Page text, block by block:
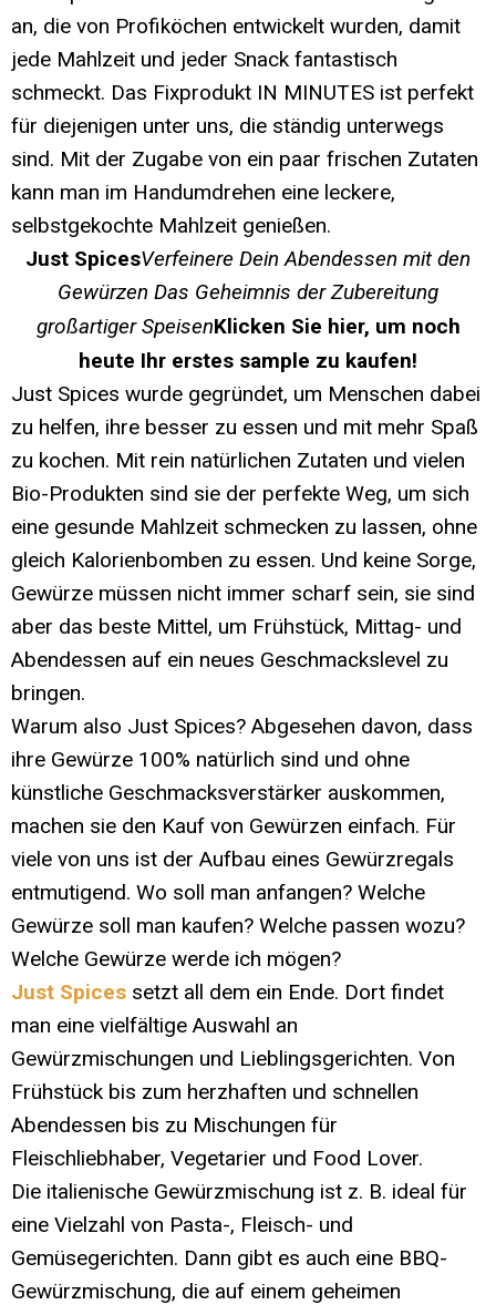
an, die von Profiköchen entwickelt wurden, damit
jede Mahlzeit und jeder Snack fantastisch
schmeckt. Das Fixprodukt IN MINUTES ist perfekt
für diejenigen unter uns, die ständig unterwegs
sind. Mit der Zugabe von ein paar frischen Zutaten
kann man im Handumdrehen eine leckere,
selbstgekochte Mahlzeit genießen.
Just SpicesVerfeinere Dein Abendessen mit den
Gewürzen Das Geheimnis der Zubereitung
großartiger SpeisenKlicken Sie hier, um noch
heute Ihr erstes sample zu kaufen!
Just Spices wurde gegründet, um Menschen dabei
zu helfen, ihre besser zu essen und mit mehr Spaß
zu kochen. Mit rein natürlichen Zutaten und vielen
Bio-Produkten sind sie der perfekte Weg, um sich
eine gesunde Mahlzeit schmecken zu lassen, ohne
gleich Kalorienbomben zu essen. Und keine Sorge,
Gewürze müssen nicht immer scharf sein, sie sind
aber das beste Mittel, um Frühstück, Mittag- und
Abendessen auf ein neues Geschmackslevel zu
bringen.
Warum also Just Spices? Abgesehen davon, dass
ihre Gewürze 100% natürlich sind und ohne
künstliche Geschmacksverstärker auskommen,
machen sie den Kauf von Gewürzen einfach. Für
viele von uns ist der Aufbau eines Gewürzregals
entmutigend. Wo soll man anfangen? Welche
Gewürze soll man kaufen? Welche passen wozu?
Welche Gewürze werde ich mögen?
Just Spices setzt all dem ein Ende. Dort findet
man eine vielfältige Auswahl an
Gewürzmischungen und Lieblingsgerichten. Von
Frühstück bis zum herzhaften und schnellen
Abendessen bis zu Mischungen für
Fleischliebhaber, Vegetarier und Food Lover.
Die italienische Gewürzmischung ist z. B. ideal für
eine Vielzahl von Pasta-, Fleisch- und
Gemüsegerichten. Dann gibt es auch eine BBQ-
Gewürzmischung, die auf einem geheimen